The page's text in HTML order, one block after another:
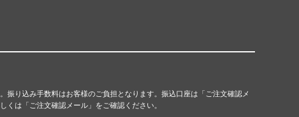
振り込み手数料はお客様のご負担となります。振込口座は「ご注文確認メ
くは「ご注文確認メール」をご確認ください。